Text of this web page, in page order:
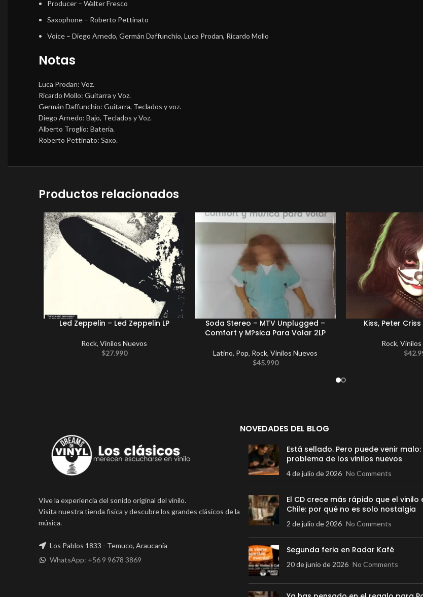
Producer – Walter Fresco
Saxophone – Roberto Pettinato
Voice – Diego Arnedo, Germán Daffunchio, Luca Prodan, Ricardo Mollo
Notas
Luca Prodan: Voz.
Ricardo Mollo: Guitarra y Voz.
Germán Daffunchio: Guitarra, Teclados y voz.
Diego Arnedo: Bajo, Teclados y Voz.
Alberto Troglio: Bateria.
Roberto Pettinato: Saxo.
Productos relacionados
Led Zeppelin – Led Zeppelin LP
Rock, Vinilos Nuevos
$27.990
Soda Stereo – MTV Unplugged –
Comfort y M?sica Para Volar 2LP
Latino, Pop, Rock, Vinilos Nuevos
$45.990
Kiss, Peter
Rock, Vinilos
$
Vive la experiencia del sonido original del vinilo.
Visita nuestra tienda fisica y descubre los grandes clásicos de la
música.
Los Pablos 1833 - Temuco, Araucanía
WhatsApp: +56 9 9678 3869
NOVEDADES DEL BLOG
Está sellado. Pero puede venir malo:
problema de los vinilos nuevos
4 de julio de 2026 No Comments
El CD crece más rápido que el vinilo
Chile: por qué no es solo nostalgia
2 de julio de 2026 No Comments
Segunda feria en Radar Kafé
20 de junio de 2026 No Comments